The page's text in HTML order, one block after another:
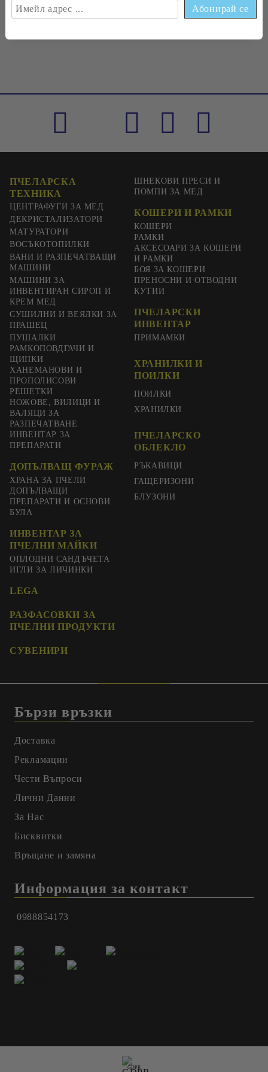
€033 065лв.
ПЧЕЛАРСКА
ТЕХНИКА
ЦЕНТРАФУГИ ЗА МЕД
ДЕКРИСТАЛИЗАТОРИ
МАТУРАТОРИ
ВОСЪКОТОПИЛКИ
ВАНИ И РАЗПЕЧАТВАЩИ
МАШИНИ
МАШИНИ ЗА
ИНВЕНТИРАН СИРОП И
КРЕМ МЕД
СУШИЛНИ И ВЕЯЛКИ ЗА
ПРАШЕЦ
ШНЕКОВИ ПРЕСИ И
ПОМПИ ЗА МЕД
КОШЕРИ И РАМКИ
КОШЕРИ
РАМКИ
АКСЕСОАРИ ЗА КОШЕРИ
И РАМКИ
БОЯ ЗА КОШЕРИ
ПРЕНОСНИ И ОТВОДНИ
КУТИИ
ПЧЕЛАРСКИ
ИНВЕНТАР
ПУШАЛКИ
РАМКОПОВДГАЧИ И
ЩИПКИ
ХАНЕМАНОВИ И
ПРОПОЛИСОВИ
РЕШЕТКИ
НОЖОВЕ, ВИЛИЦИ И
ВАЛЯЦИ ЗА
РАЗПЕЧАТВАНЕ
ИНВЕНТАР ЗА
ПРЕПАРАТИ
ДОПЪЛВАЩ ФУРАЖ
ХРАНА ЗА ПЧЕЛИ
ДОПЪЛВАЩИ
ПРЕПАРАТИ И ОСНОВИ
ПРИМАМКИ
ХРАНИЛКИ И
ПОИЛКИ
ПОИЛКИ
ХРАНИЛКИ
ПЧЕЛАРСКО
ОБЛЕКЛО
РЪКАВИЦИ
ГАЩЕРИЗОНИ
БЛУЗОНИ
БУЛА
ИНВЕНТАР ЗА
ПЧЕЛНИ МАЙКИ
ОПЛОДНИ САНДЪЧЕТА
ИГЛИ ЗА ЛИЧИНКИ
LEGA
РАЗФАСОВКИ ЗА
ПЧЕЛНИ ПРОДУКТИ
СУВЕНИРИ
Бързи връзки
Доставка
Рекламации
Чести Въпроси
Лични Данни
За Нас
Бисквитки
Връщане и замяна
Информация за контакт
0988854173
GDPR